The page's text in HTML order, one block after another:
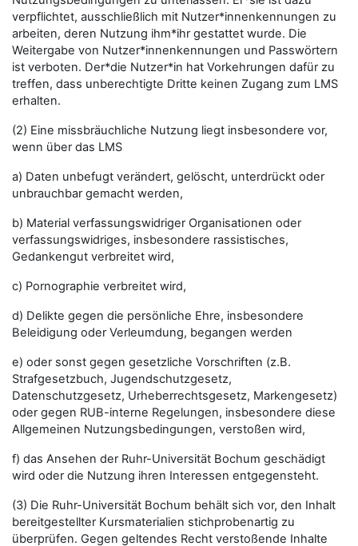
verpflichtet, ausschließlich mit Nutzer*innenkennungen zu
arbeiten, deren Nutzung ihm*ihr gestattet wurde. Die
Weitergabe von Nutzer*innenkennungen und Passwörtern
ist verboten. Der*die Nutzer*in hat Vorkehrungen dafür zu
treffen, dass unberechtigte Dritte keinen Zugang zum LMS
erhalten.
(2) Eine missbräuchliche Nutzung liegt insbesondere vor,
wenn über das LMS
a) Daten unbefugt verändert, gelöscht, unterdrückt oder
unbrauchbar gemacht werden,
b) Material verfassungswidriger Organisationen oder
verfassungswidriges, insbesondere rassistisches,
Gedankengut verbreitet wird,
c) Pornographie verbreitet wird,
d) Delikte gegen die persönliche Ehre, insbesondere
Beleidigung oder Verleumdung, begangen werden
e) oder sonst gegen gesetzliche Vorschriften (z.B.
Strafgesetzbuch, Jugendschutzgesetz,
Datenschutzgesetz, Urheberrechtsgesetz, Markengesetz)
oder gegen RUB-interne Regelungen, insbesondere diese
Allgemeinen Nutzungsbedingungen, verstoßen wird,
f) das Ansehen der Ruhr-Universität Bochum geschädigt
wird oder die Nutzung ihren Interessen entgegensteht.
(3) Die Ruhr-Universität Bochum behält sich vor, den Inhalt
bereitgestellter Kursmaterialien stichprobenartig zu
überprüfen. Gegen geltendes Recht verstoßende Inhalte